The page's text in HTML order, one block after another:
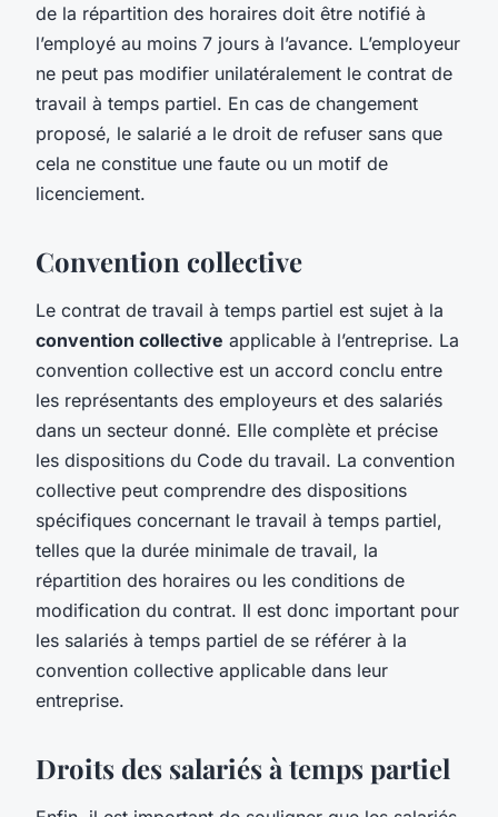
de la répartition des horaires doit être notifié à
l’employé au moins 7 jours à l’avance. L’employeur
ne peut pas modifier unilatéralement le contrat de
travail à temps partiel. En cas de changement
proposé, le salarié a le droit de refuser sans que
cela ne constitue une faute ou un motif de
licenciement.
Convention collective
Le contrat de travail à temps partiel est sujet à la
convention collective applicable à l’entreprise. La
convention collective est un accord conclu entre
les représentants des employeurs et des salariés
dans un secteur donné. Elle complète et précise
les dispositions du Code du travail. La convention
collective peut comprendre des dispositions
spécifiques concernant le travail à temps partiel,
telles que la durée minimale de travail, la
répartition des horaires ou les conditions de
modification du contrat. Il est donc important pour
les salariés à temps partiel de se référer à la
convention collective applicable dans leur
entreprise.
Droits des salariés à temps partiel